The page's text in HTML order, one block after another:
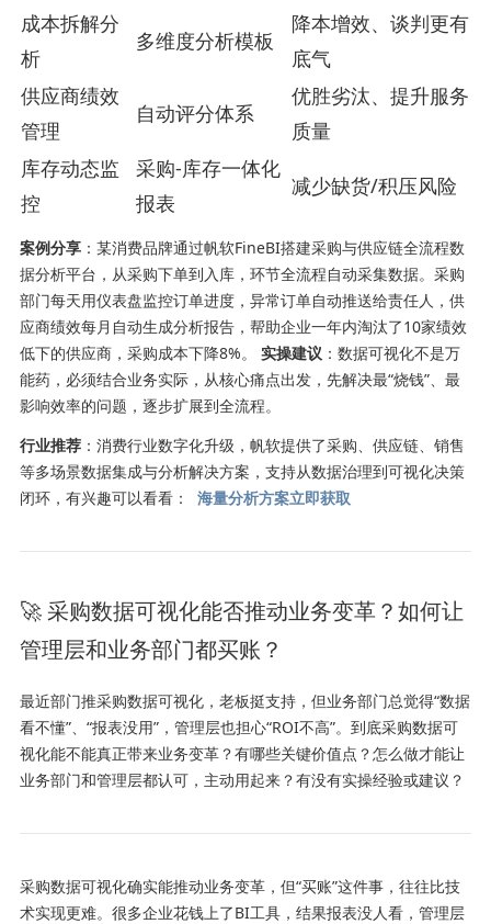
成本拆解分
析
多维度分析模板
降本增效、谈判更有
底气
供应商绩效
管理
自动评分体系
优胜劣汰、提升服务
质量
库存动态监
控
采购-库存一体化
报表
减少缺货/积压风险
案例分享 ：某消费品牌通过帆软FineBI搭建采购与供应链全流程数
据分析平台，从采购下单到入库，环节全流程自动采集数据。采购
部门每天用仪表盘监控订单进度，异常订单自动推送给责任人，供
应商绩效每月自动生成分析报告，帮助企业一年内淘汰了10家绩效
低下的供应商，采购成本下降8%。 实操建议 ：数据可视化不是万
能药，必须结合业务实际，从核心痛点出发，先解决最“烧钱”、最
影响效率的问题，逐步扩展到全流程。
行业推荐 ：消费行业数字化升级，帆软提供了采购、供应链、销售
等多场景数据集成与分析解决方案，支持从数据治理到可视化决策
闭环，有兴趣可以看看：
海量分析方案立即获取
🚀 采购数据可视化能否推动业务变革？如何让
管理层和业务部门都买账？
最近部门推采购数据可视化，老板挺支持，但业务部门总觉得“数据
看不懂”、“报表没用”，管理层也担心“ROI不高”。到底采购数据可
视化能不能真正带来业务变革？有哪些关键价值点？怎么做才能让
业务部门和管理层都认可，主动用起来？有没有实操经验或建议？
采购数据可视化确实能推动业务变革，但“买账”这件事，往往比技
术实现更难。很多企业花钱上了BI工具，结果报表没人看，管理层